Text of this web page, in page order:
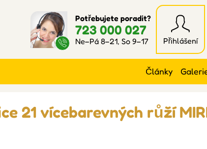
Potřebujete poradit?
723 000 027
Ne–Pá 8–21, So 9–17 Přihlášení
Články
21 vícebarevných růží